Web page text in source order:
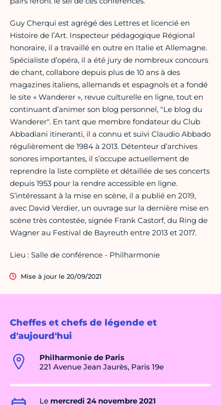
Cheffes et chefs de légende et
d'aujourd'hui
Philharmonie de Paris
221 Avenue Jean Jaurès, Paris 19e
Le mercredi 24 novembre 2021
Guy Cherqui est agrégé des Lettres et licencié en
Histoire de l’Art. Inspecteur pédagogique Régional
honoraire, il a travaillé en outre en Italie et Allemagne.
Spécialiste d’opéra, il a été jury de nombreux concours
de chant, collabore depuis plus de 10 ans à des
magazines italiens, allemands et espagnols et a fondé
le site « Wanderer », revue culturelle en ligne, tout en
continuant d’animer son blog personnel, "Le blog du
Wanderer". En tant que membre fondateur du Club
Abbadiani itineranti, il a connu et suivi Claudio Abbado
régulièrement de 1984 à 2013. Détenteur d’archives
sonores importantes, il s’occupe actuellement de
reprendre la liste complète et détaillée de ses concerts
depuis 1953 pour la rendre accessible en ligne.
S’intéressant à la mise en scène, il a publié en 2019,
avec David Verdier, un ouvrage sur la dernière mise en
scène très contestée, signée Frank Castorf, du Ring de
Wagner au Festival de Bayreuth entre 2013 et 2017.
Lieu : Salle de conférence - Philharmonie
Mise à jour le 20/09/2021